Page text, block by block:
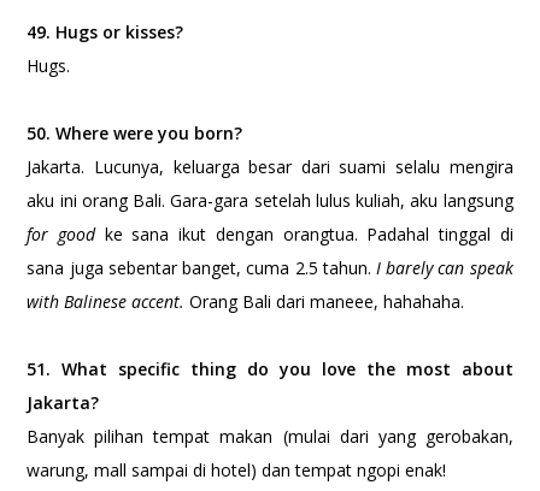
49. Hugs or kisses?
Hugs.
50. Where were you born?
Jakarta. Lucunya, keluarga besar dari suami selalu mengira
aku ini orang Bali. Gara-gara setelah lulus kuliah, aku langsung
for good ke sana ikut dengan orangtua. Padahal tinggal di
sana juga sebentar banget, cuma 2.5 tahun. I barely can speak
with Balinese accent.Orang Bali dari maneee, hahahaha.
51. What specific thing do you love the most about
Jakarta?
Banyak pilihan tempat makan (mulai dari yang gerobakan,
warung, mall sampai di hotel) dan tempat ngopi enak!